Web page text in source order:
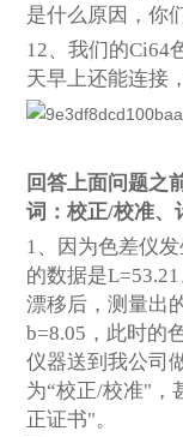
是什么原因，你
12、我们的Ci64
天早上还能连接
回答上面问题之
词：校正/校准、
1、因为色差仪
的数据是
漂移后，测量出
b=8.05，此时的
仪器送到我公司
为“校正/校准"，
正证书"。